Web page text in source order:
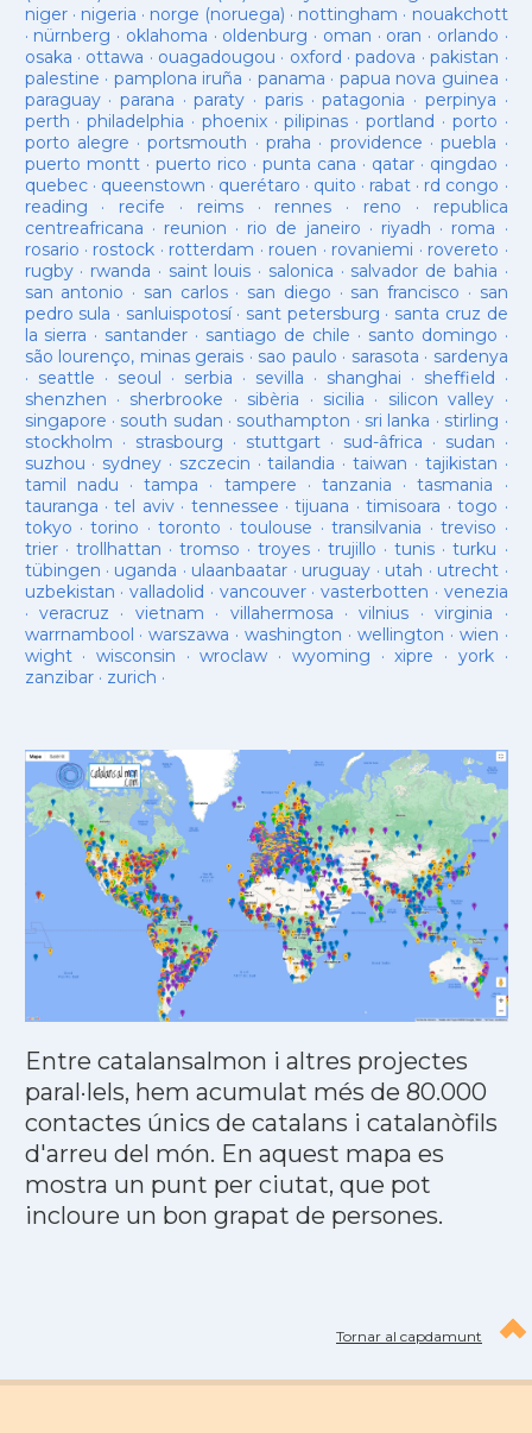
niger· nigeria · norge (noruega) · nottingham · nouakchott
· nürnberg · oklahoma · oldenburg · oman · oran · orlando ·
osaka · ottawa · ouagadougou · oxford ·padova ·pakistan ·
palestine · pamplona iruña · panama · papua nova guinea ·
paraguay· parana ·paraty · paris·patagonia · perpinya ·
perth ·philadelphia · phoenix·pilipinas ·portland · porto ·
porto alegre ·portsmouth ·praha · providence ·puebla ·
puerto montt· puerto rico ·punta cana · qatar · qingdao ·
quebec· queenstown · querétaro · quito · rabat · rd congo ·
reading · recife · reims· rennes · reno · republica
centreafricana · reunion · rio de janeiro · riyadh · roma ·
rosario · rostock · rotterdam · rouen · rovaniemi · rovereto ·
rugby· rwanda · saint louis · salonica · salvador de bahia ·
san antonio · san carlos· san diego · san francisco · san
pedro sula · sanluispotosí· sant petersburg · santa cruz de
la sierra · santander · santiago de chile · santo domingo ·
são lourenço, minas gerais · sao paulo · sarasota · sardenya
· seattle · seoul · serbia · sevilla · shanghai · sheffield ·
shenzhen · sherbrooke · sibèria · sicilia · silicon valley ·
singapore · south sudan · southampton · sri lanka · stirling ·
stockholm · strasbourg · stuttgart· sud-âfrica · sudan ·
suzhou · sydney · szczecin ·tailandia ·taiwan · tajikistan ·
tamil nadu ·tampa · tampere · tanzania ·tasmania ·
tauranga ·tel aviv· tennessee ·tijuana ·timisoara ·togo ·
tokyo ·torino ·toronto ·toulouse ·transilvania ·treviso ·
trier· trollhattan · tromso · troyes·trujillo ·tunis ·turku ·
tübingen · uganda · ulaanbaatar · uruguay · utah · utrecht ·
uzbekistan · valladolid · vancouver· vasterbotten · venezia
· veracruz · vietnam · villahermosa ·vilnius ·virginia ·
warrnambool ·warszawa ·washington · wellington · wien ·
wight· wisconsin ·wroclaw · wyoming ·xipre · york·
zanzibar· zurich ·
Entre catalansalmon i altres projectes
paral·lels, hem acumulat més de 80.000
contactes únics de catalans i catalanòfils
d'arreu del món. En aquest mapa es
mostra un punt per ciutat, que pot
incloure un bon grapat de persones.
Tornar al capdamunt